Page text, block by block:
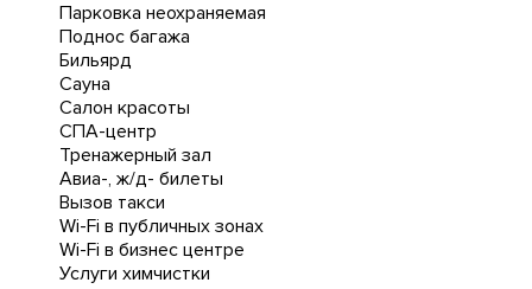
Парковка неохраняемая
Поднос багажа
Бильярд
Сауна
Салон красоты
СПА-центр
Тренажерный зал
Авиа-, ж/д- билеты
Вызов такси
Wi-Fi в публичных зонах
Wi-Fi в бизнес центре
Услуги химчистки